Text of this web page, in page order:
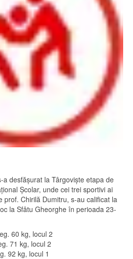
desfășurat la Târgoviște etapa de
Școlar, unde cei trei sportivi ai
prof. Chirilă Dumitru, s-au calificat la
la Sfâtu Gheorghe în perioada 23-
60 kg, locul 2
71 kg, locul 2
92 kg, locul 1